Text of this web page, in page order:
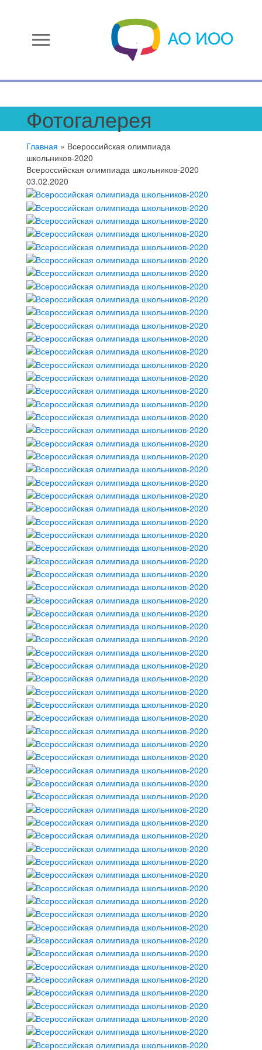
menu
Фотогалерея
Главная » Всероссийская олимпиада
школьников-2020
Всероссийская олимпиада школьников-2020
03.02.2020